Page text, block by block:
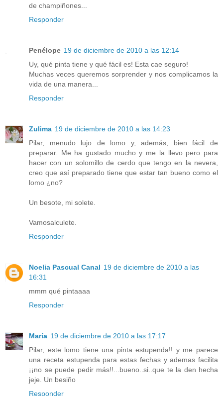
de champiñones...
Responder
Penélope 19 de diciembre de 2010 a las 12:14
Uy, qué pinta tiene y qué fácil es! Esta cae seguro!
Muchas veces queremos sorprender y nos complicamos la
vida de una manera...
Responder
Zulima 19 de diciembre de 2010 a las 14:23
Pilar, menudo lujo de lomo y, además, bien fácil de
preparar. Me ha gustado mucho y me la llevo pero para
hacer con un solomillo de cerdo que tengo en la nevera,
creo que así preparado tiene que estar tan bueno como el
lomo ¿no?
Un besote, mi solete.
Vamosalculete.
Responder
Noelia Pascual Canal 19 de diciembre de 2010 a las
16:31
mmm qué pintaaaa
Responder
María 19 de diciembre de 2010 a las 17:17
Pilar, este lomo tiene una pinta estupenda!! y me parece
una receta estupenda para estas fechas y ademas facilita
¡¡no se puede pedir más!!...bueno..si..que te la den hecha
jeje. Un besiño
Responder